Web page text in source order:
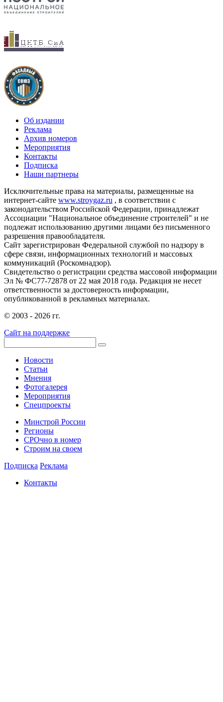
Об издании
Реклама
Архив номеров
Мероприятия
Контакты
Подписка
Наши партнеры
Исключительные права на материалы, размещенные на
интернет-сайте www.stroygaz.ru , в соответствии с
законодательством Российской Федерации, принадлежат
Ассоциации "Национальное объединение строителей" и не
подлежат использованию другими лицами без письменного
разрешения правообладателя.
Сайт зарегистрирован Федеральной службой по надзору в
сфере связи, информационных технологий и массовых
коммуникаций (Роскомнадзор).
Свидетельство о регистрации средства массовой информации
Эл № ФС77-72878 от 22 мая 2018 года. Редакция не несет
ответственности за достоверность информации,
опубликованной в рекламных материалах.
© 2003 - 2026 гг.
Сайт на поддержке
Новости
Статьи
Мнения
Фотогалерея
Мероприятия
Спецпроекты
Минстрой России
Регионы
СРОчно в номер
Строим на своем
Подписка Реклама
Контакты